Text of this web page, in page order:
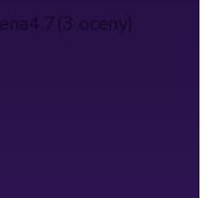
4.7(3 oceny)